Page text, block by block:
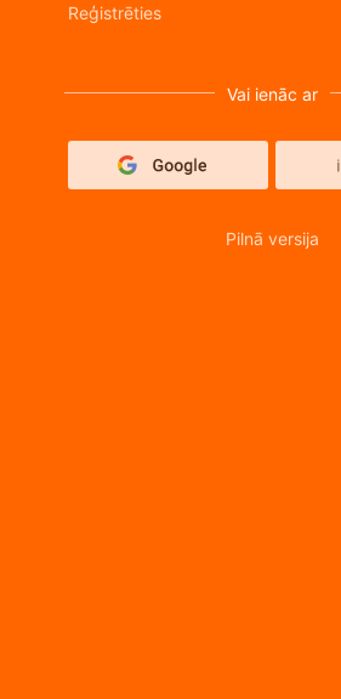
Reģistrēties
Vai ienāc ar
Pilnā versija